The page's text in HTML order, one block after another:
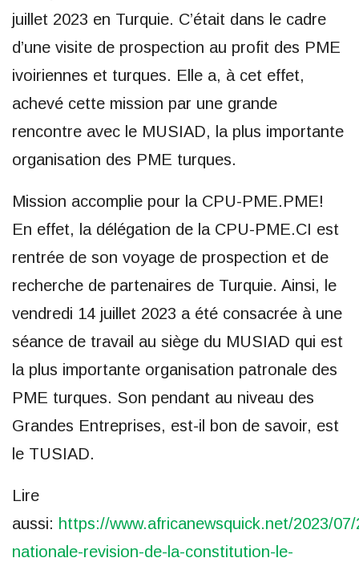
juillet 2023 en Turquie. C’était dans le cadre
d’une visite de prospection au profit des PME
ivoiriennes et turques. Elle a, à cet effet,
achevé cette mission par une grande
rencontre avec le MUSIAD, la plus importante
organisation des PME turques.
Mission accomplie pour la CPU-PME.PME!
En effet, la délégation de la CPU-PME.CI est
rentrée de son voyage de prospection et de
recherche de partenaires de Turquie. Ainsi, le
vendredi 14 juillet 2023 a été consacrée à une
séance de travail au siège du MUSIAD qui est
la plus importante organisation patronale des
PME turques. Son pendant au niveau des
Grandes Entreprises, est-il bon de savoir, est
le TUSIAD.
Lire
aussi: https://www.africanewsquick.net/2023/
nationale-revision-de-la-constitution-le-